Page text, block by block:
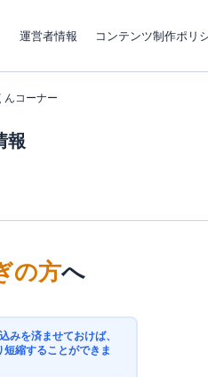
運営者情報 コンテンツ制作ポリ
んコーナー
報
の方へ
みを済ませておけば、
縮することができま